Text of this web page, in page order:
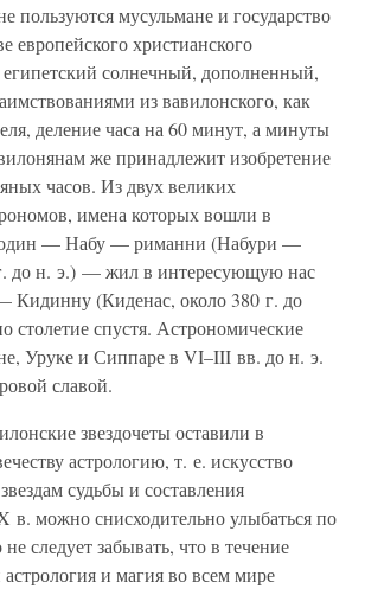
пользуются мусульмане и государство
европейского христианского
египетский солнечный, дополненный,
из вавилонского, как
деление часа на 60 минут, а минуты
же принадлежит изобретение
часов. Из двух великих
имена которых вошли в
— Набу — риманни (Набури —
до н. э.) — жил в интересующую нас
Кидинну (Киденас, около 380 г. до
спустя. Астрономические
Уруке и Сиппаре в VI–III вв. до н. э.
славой.
звездочеты оставили в
астрологию, т. е. искусство
судьбы и составления
в. можно снисходительно улыбаться по
следует забывать, что в течение
и магия во всем мире